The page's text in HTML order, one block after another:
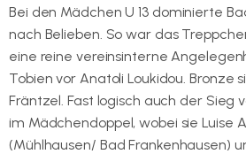
Bei den Mädchen U 13 dominierte
nach Belieben. So war das
eine reine vereinsinterne
Tobien vor Anatoli Loukidou. Bronze
Fräntzel. Fast logisch auch der Sieg
im Mädchendoppel, wobei sie Luise
(Mühlhausen/ Bad Frankenhausen)